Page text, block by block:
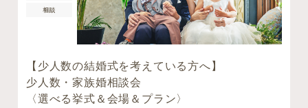
相談
【少人数の結婚式を考えている方へ】
少人数・家族婚相談会
〈選べる挙式＆会場＆プラン〉